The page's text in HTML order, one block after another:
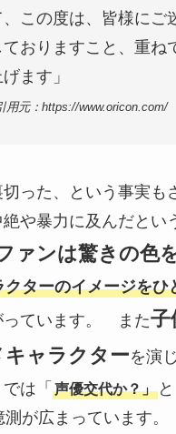
、この度は、皆様にご
ておりますこと、重ね
ます」
用元：https://www.oricon.com/
った、という事実も
や暴力に及んだとい
ァンは驚きの色
クターのイメージをひ
っています。 また子
ャラクターを演
は「 声優交代か？」と
測が広まっています。